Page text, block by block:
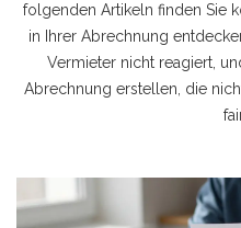
folgenden Artikeln finden Sie
in Ihrer Abrechnung
Vermieter nicht reagiert,
Abrechnung erstellen, die